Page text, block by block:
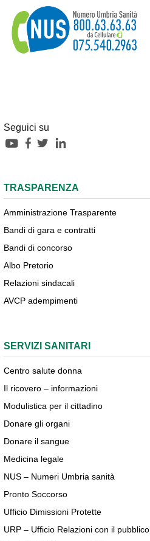
Seguici su
TRASPARENZA
Amministrazione Trasparente
Bandi di gara e contratti
Bandi di concorso
Albo Pretorio
Relazioni sindacali
AVCP adempimenti
SERVIZI SANITARI
Centro salute donna
Il ricovero – informazioni
Modulistica per il cittadino
Donare gli organi
Donare il sangue
Medicina legale
NUS – Numeri Umbria sanità
Pronto Soccorso
Ufficio Dimissioni Protette
URP – Ufficio Relazioni con il pubblico